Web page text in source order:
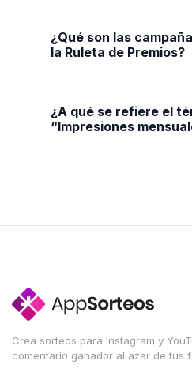
¿Qué son las
la Ruleta de Premios?
¿A qué se refiere el
“Impresiones
Crea sorteos para Instagram y
comentario ganador al azar de tus